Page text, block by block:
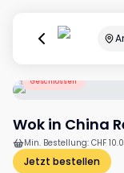
Geschlossen
Wok in China
Min. Bestellung: CHF
Jetzt bestellen